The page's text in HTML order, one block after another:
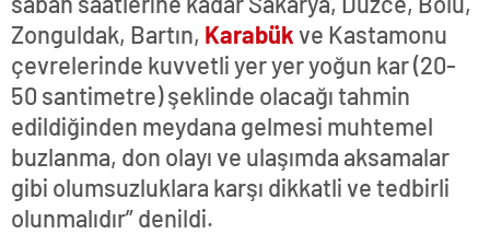
Zonguldak, Bartın, Karabükve Kastamonu
çevrelerinde kuvvetli yer yer yoğun kar (20-
50 santimetre) şeklinde olacağı tahmin
edildiğinden meydana gelmesi muhtemel
buzlanma, don olayı ve ulaşımda aksamalar
gibi olumsuzluklara karşı dikkatli ve tedbirli
olunmalıdır” denildi.